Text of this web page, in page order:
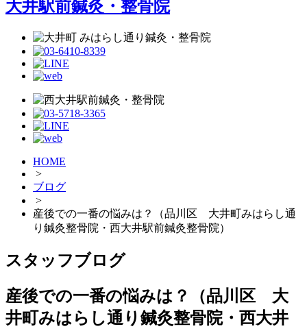
HOME
>
ブログ
>
産後での一番の悩みは？（品川区 大井町みはらし通
り鍼灸整骨院・西大井駅前鍼灸整骨院）
スタッフブログ
産後での一番の悩みは？（品川区 大
井町みはらし通り鍼灸整骨院・西大井